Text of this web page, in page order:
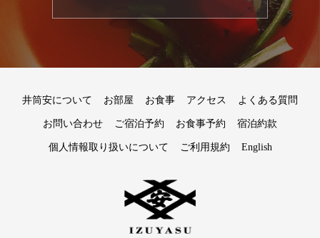
井筒安について お部屋 お食事 アクセス よくある質問
お問い合わせ ご宿泊予約 お食事予約 宿泊約款
個人情報取り扱いについて ご利用規約 English